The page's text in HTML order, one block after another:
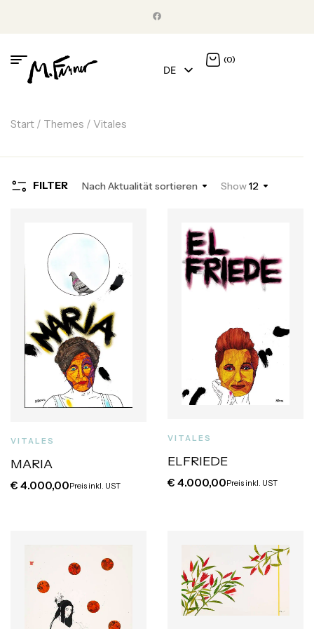
DE
(0)
Start / Themes / Vitales
FILTER Nach Aktualität sortieren Show12
VITALES
MARIA
€ 4.000,00Preis inkl. UST
VITALES
ELFRIEDE
€ 4.000,00Preis inkl. UST